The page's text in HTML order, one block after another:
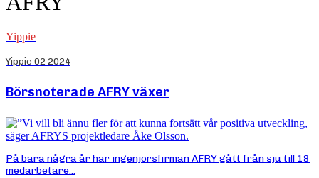
Yippie
Yippie 02 2024
Börsnoterade AFRY växer
På bara några år har ingenjörsfirman AFRY gått från sju till 18
medarbetare...